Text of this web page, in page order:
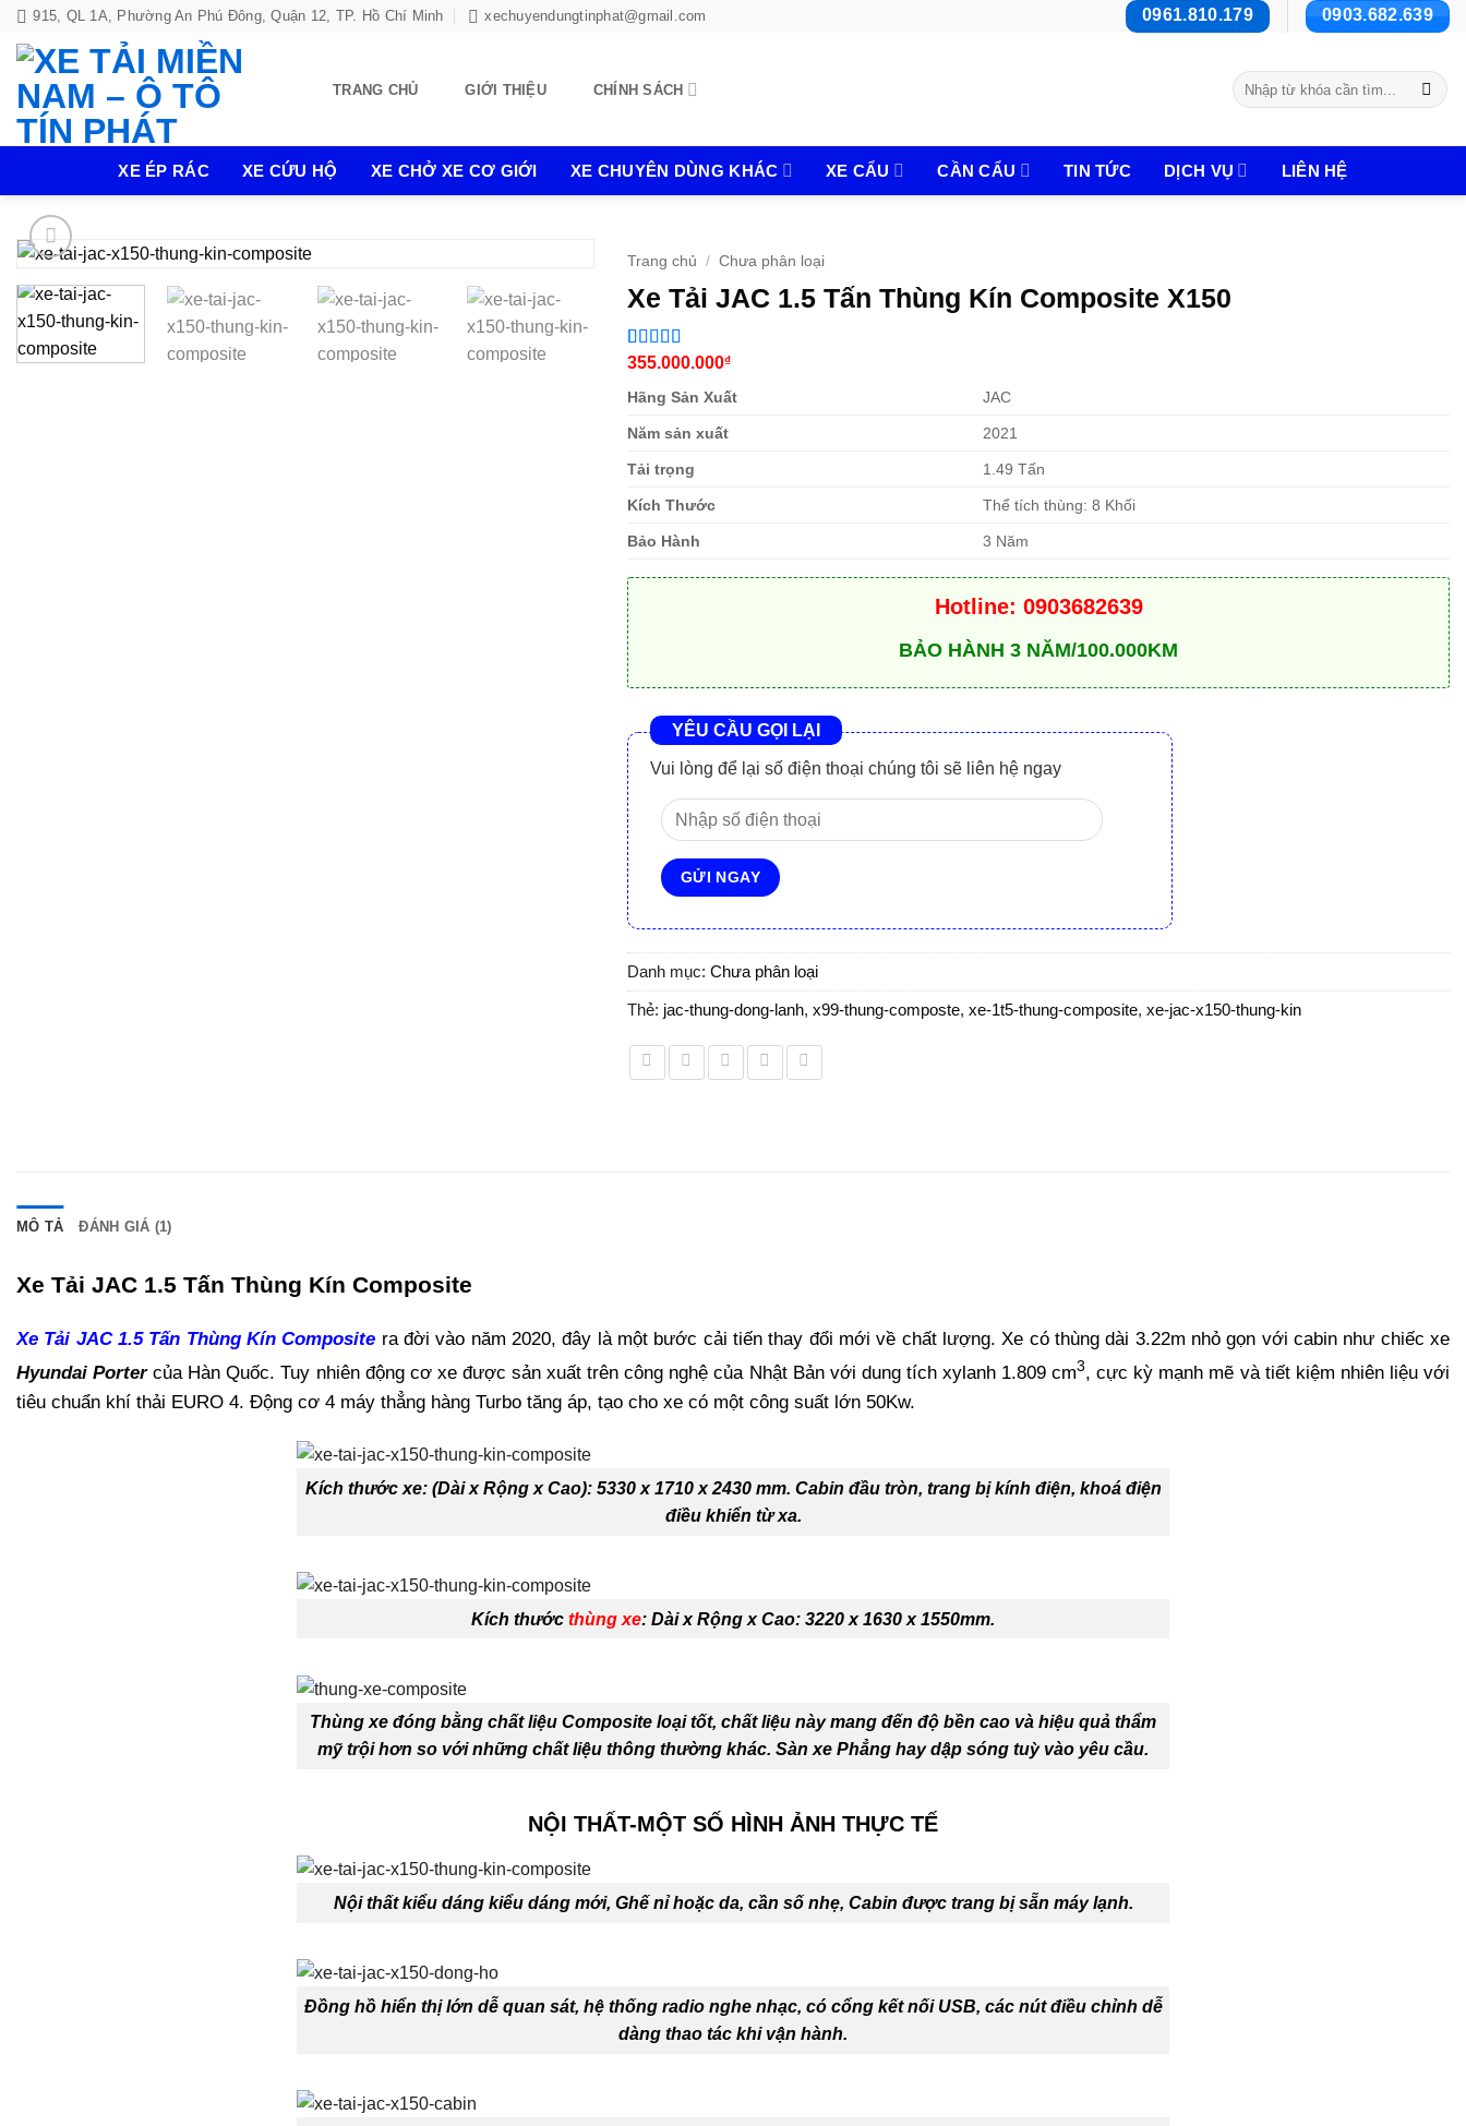
Bỏ
qua
nội
dung
915, QL 1A, Phường An Phú Đông, Quận 12, TP. Hồ Chí Minh xechuyendungtinphat@gmail.com 0961.810.179 0903.682.639
TRANG CHỦ GIỚI THIỆU CHÍNH SÁCH
Tìm
kiếm:
XE ÉP RÁC XE CỨU HỘ XE CHỞ XE CƠ GIỚI XE CHUYÊN DÙNG KHÁC XE CẨU CẦN CẨU TIN TỨC DỊCH VỤ LIÊN HỆ
Trang chủ / Chưa phân loại
Xe Tải JAC 1.5 Tấn Thùng Kín Composite X150
5trên 5 dựa
1
giá
355.000.000₫
Hãng Sản Xuất JAC
Năm sản xuất 2021
Tải trọng 1.49 Tấn
Kích Thước Thể tích thùng: 8 Khối
Bảo Hành 3 Năm
Hotline: 0903682639
BẢO HÀNH 3 NĂM/100.000KM
YÊU CẦU GỌI LẠI
Vui lòng để lại số điện thoại chúng tôi sẽ liên hệ ngay
Danh mục: Chưa phân loại
Thẻ: jac-thung-dong-lanh, x99-thung-composte, xe-1t5-thung-composite, xe-jac-x150-thung-kin
MÔ TẢ ĐÁNH GIÁ (1)
Xe Tải JAC 1.5 Tấn Thùng Kín Composite
Xe Tải JAC 1.5 Tấn Thùng Kín Composite ra đời vào năm 2020, đây là một bước cải tiến thay đổi mới về chất lượng. Xe có thùng dài 3.22m nhỏ gọn với cabin như chiếc xe
Hyundai Portercủa Hàn Quốc. Tuy nhiên động cơ xe được sản xuất trên công nghệ của Nhật Bản với dung tích xylanh 1.809 cm3, cực kỳ mạnh mẽ và tiết kiệm nhiên liệu với
tiêu chuẩn khí thải EURO 4. Động cơ 4 máy thẳng hàng Turbo tăng áp, tạo cho xe có một công suất lớn 50Kw.
Kích thước xe: (Dài x Rộng x Cao): 5330 x 1710 x 2430 mm. Cabin đầu tròn, trang bị kính điện, khoá điện
điều khiển từ xa.
Kích thước thùng xe: Dài x Rộng x Cao: 3220 x 1630 x 1550mm.
Thùng xe đóng bằng chất liệu Composite loại tốt, chất liệu này mang đến độ bền cao và hiệu quả thẩm
mỹ trội hơn so với những chất liệu thông thường khác. Sàn xe Phẳng hay dập sóng tuỳ vào yêu cầu.
NỘI THẤT-MỘT SỐ HÌNH ẢNH THỰC TẾ
Nội thất kiểu dáng kiểu dáng mới, Ghế nỉ hoặc da, cần số nhẹ, Cabin được trang bị sẵn máy lạnh.
Đồng hồ hiển thị lớn dễ quan sát, hệ thống radio nghe nhạc, có cổng kết nối USB, các nút điều chỉnh dễ
dàng thao tác khi vận hành.